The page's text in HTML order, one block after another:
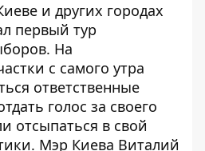
и других городах
первый тур
На
с самого утра
ответственные
голос за своего
отсыпаться в свой
Мэр Киева Виталий